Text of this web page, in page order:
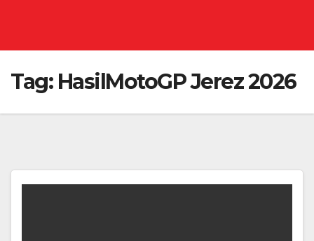
Tag: HasilMotoGP Jerez 2026